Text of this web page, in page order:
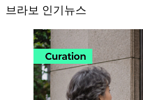
브라보 인기뉴스